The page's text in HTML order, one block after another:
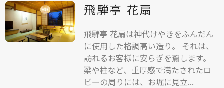
飛騨亭 花扇
飛騨亭 花扇は神代けやきをふんだん
に使用した格調高い造り。 それは、
訪れるお客様に安らぎを齎します。
梁や柱など、重厚感で満たされたロ
ビーの周りには、お堀に見立...